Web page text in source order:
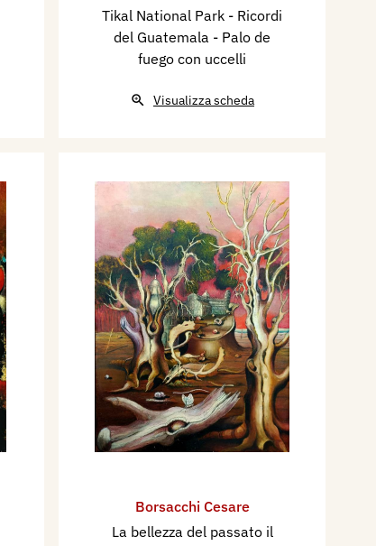
Tikal National Park - Ricordi
del Guatemala - Palo de
fuego con uccelli
Visualizza scheda
Borsacchi Cesare
La bellezza del passato il